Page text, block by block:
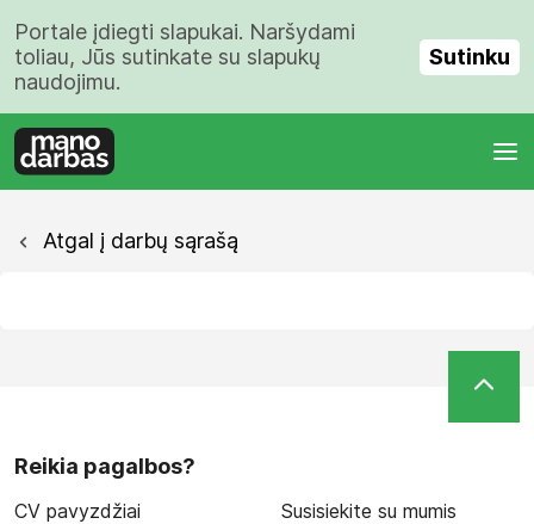
Portale įdiegti slapukai. Naršydami
toliau, Jūs sutinkate su slapukų
naudojimu.
Sutinku
Atgal į darbų sąrašą
Reikia pagalbos?
CV pavyzdžiai Susisiekite su mumis